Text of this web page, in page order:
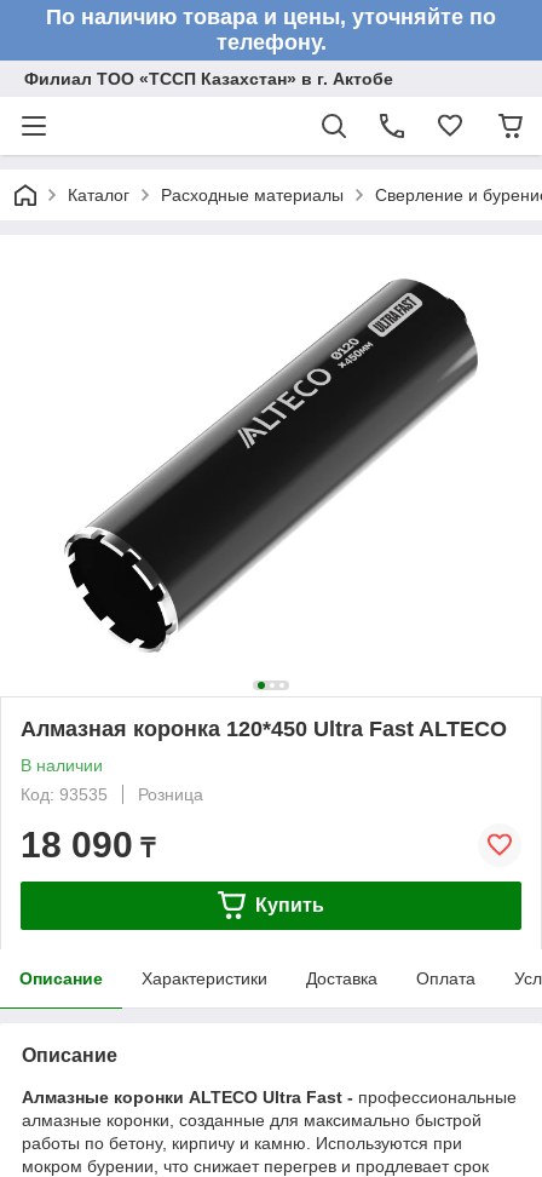
По наличию товара и цены, уточняйте по
телефону.
Филиал ТОО «ТССП Казахстан» в г. Актобе
Каталог Расходные материалы Сверление и
Алмазная коронка 120*450 Ultra Fast ALTECO
В наличии
Код: 93535
Розница
18 090 ₸
Купить
Описание Характеристики Доставка Оплата
Описание
Алмазные коронки ALTECO Ultra Fast - профессиональные
алмазные коронки, созданные для максимально быстрой
работы по бетону, кирпичу и камню. Используются при
мокром бурении, что снижает перегрев и продлевает срок